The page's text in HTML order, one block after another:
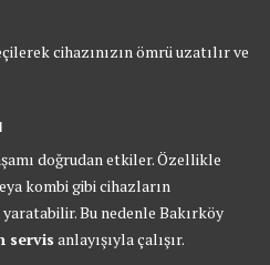
cihazınızın ömrü uzatılır ve
doğrudan etkiler. Özellikle
kombi gibi cihazların
Bu nedenle Bakırköy
servis anlayışıyla çalışır.